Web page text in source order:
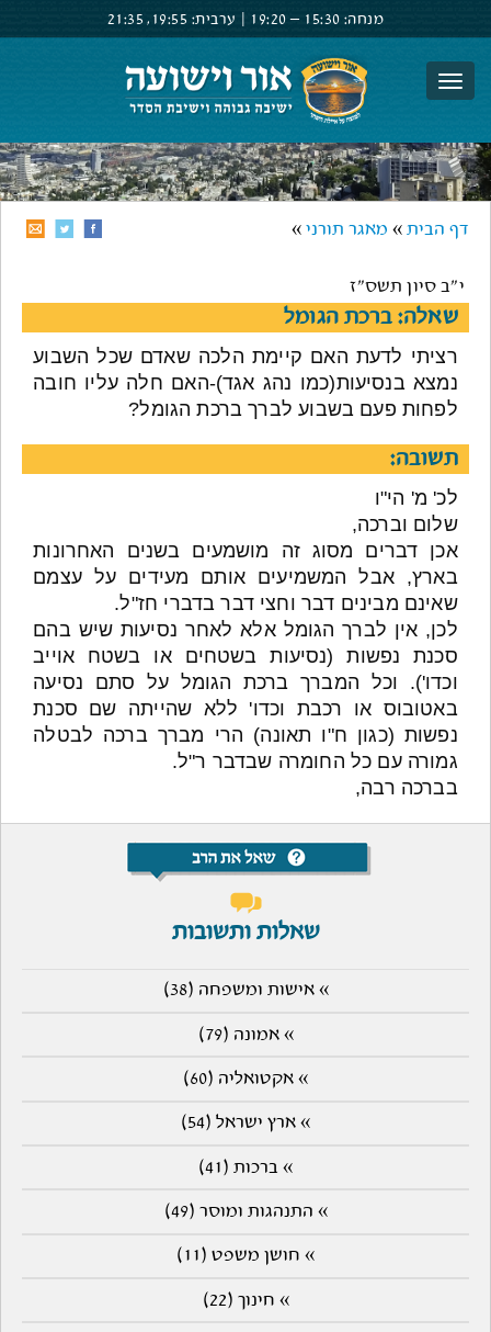
מנחה: 15:30 –
19:20 ערבית: 19:55,
21:35
דף הבית » מאגר תורני »
י"ב סיון תשס"ז
שאלה: ברכת הגומל
רציתי לדעת האם קיימת הלכה שאדם שכל השבוע
נמצא בנסיעות(כמו נהג אגד)-האם חלה עליו חובה
לפחות פעם בשבוע לברך ברכת הגומל?
תשובה:
לכ' מ' הי"ו
שלום וברכה,
אכן דברים מסוג זה מושמעים בשנים האחרונות
בארץ, אבל המשמיעים אותם מעידים על עצמם
שאינם מבינים דבר וחצי דבר בדברי חז"ל.
לכן, אין לברך הגומל אלא לאחר נסיעות שיש בהם
סכנת נפשות (נסיעות בשטחים או בשטח אוייב
וכדו'). וכל המברך ברכת הגומל על סתם נסיעה
באטובוס או רכבת וכדו' ללא שהייתה שם סכנת
נפשות (כגון ח"ו תאונה) הרי מברך ברכה לבטלה
גמורה עם כל החומרה שבדבר ר"ל.
בברכה רבה,
שאלות ותשובות
» אישות ומשפחה (38)
» אמונה (79)
» אקטואליה (60)
» ארץ ישראל (54)
» ברכות (41)
» התנהגות ומוסר (49)
» חושן משפט (11)
» חינוך (22)